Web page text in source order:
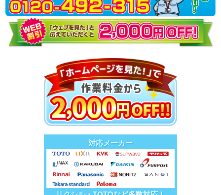
対応メーカー